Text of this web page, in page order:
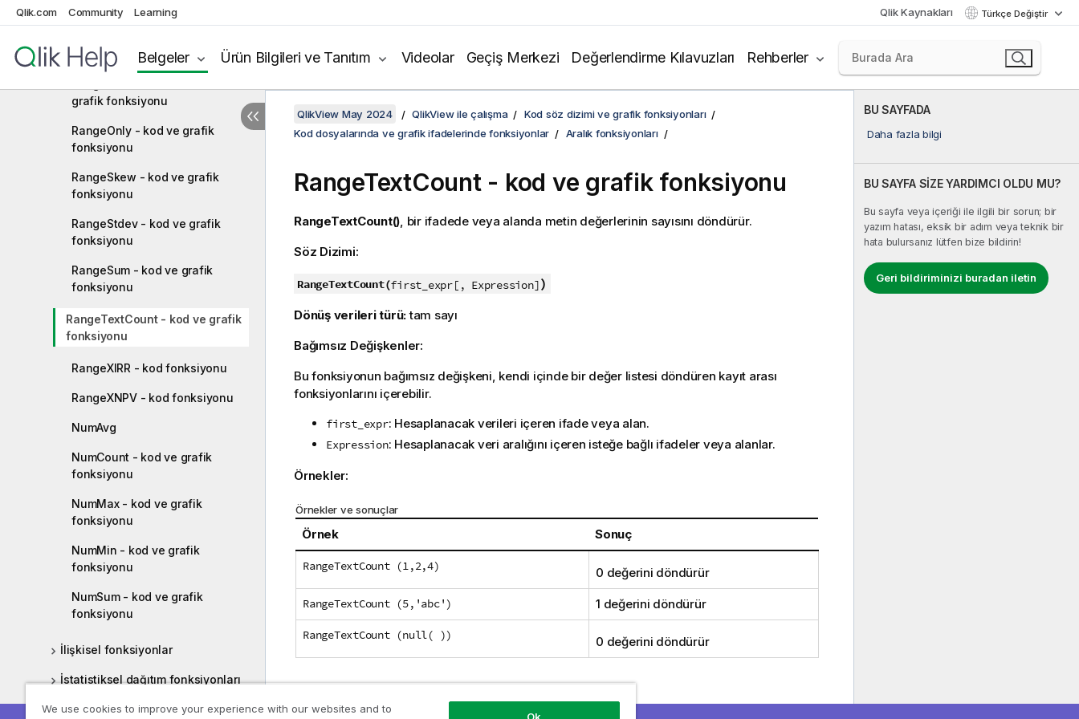
Qlik.com Community Learning Qlik Kaynakları Türkçe Değiştir
Belgeler Ürün Bilgileri ve Tanıtım Videolar Geçiş Merkezi Değerlendirme Kılavuzları Rehberler
RangeNPV - kod fonksiyonu
fonksiyonu
grafik fonksiyonu
RangeOnly - kod ve grafik
fonksiyonu
RangeSkew - kod ve grafik
fonksiyonu
RangeStdev - kod ve grafik
fonksiyonu
RangeSum - kod ve grafik
fonksiyonu
RangeTextCount - kod ve grafik
fonksiyonu
RangeXIRR - kod fonksiyonu
RangeXNPV - kod fonksiyonu
NumAvg
NumCount - kod ve grafik
fonksiyonu
NumMax - kod ve grafik
fonksiyonu
NumMin - kod ve grafik
fonksiyonu
NumSum - kod ve grafik
fonksiyonu
İlişkisel fonksiyonlar
İstatistiksel dağıtım fonksiyonları
Dize fonksiyonları
BU SAYFADA
Daha fazla bilgi
BU SAYFA SİZE YARDIMCI OLDU MU?
Bu sayfa veya içeriği ile ilgili bir sorun; bir
yazım hatası, eksik bir adım veya teknik bir
hata bulursanız lütfen bize bildirin!
Geri bildiriminizi buradan iletin
QlikView May 2024 QlikView ile çalışma
Kod söz dizimi ve grafik fonksiyonları
Kod dosyalarında ve grafik ifadelerinde fonksiyonlar
Aralık fonksiyonları
RangeTextCount- kod ve grafik fonksiyonu
RangeTextCount(), bir ifadede veya alanda metin değerlerinin sayısını döndürür.
Söz Dizimi:
RangeTextCount(first_expr[, Expression])
Dönüş verileri türü:tam sayı
Bağımsız Değişkenler:
Bu fonksiyonun bağımsız değişkeni, kendi içinde bir değer listesi döndüren kayıt arası
fonksiyonlarını içerebilir.
first_expr: Hesaplanacak verileri içeren ifade veya alan.
Expression: Hesaplanacak veri aralığını içeren isteğe bağlı ifadeler veya alanlar.
Örnekler:
Örnekler ve sonuçlar
Örnek Sonuç
RangeTextCount (1,2,4) 0 değerini döndürür
RangeTextCount (5,'abc') 1 değerini döndürür
RangeTextCount (null( )) 0 değerini döndürür
We use cookies to improve your experience with our websites and to